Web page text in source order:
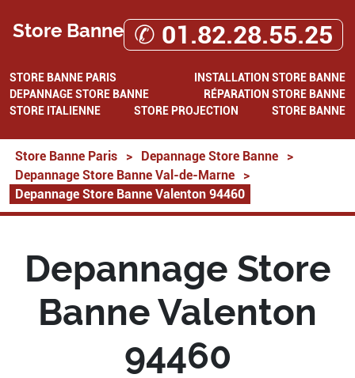
Store Banne ✆ 01.82.28.55.25
STORE BANNE PARIS
INSTALLATION STORE BANNE
DEPANNAGE STORE BANNE
RÉPARATION STORE BANNE
STORE ITALIENNE
STORE PROJECTION STORE BANNE
Store Banne Paris > Depannage Store Banne
>
Depannage Store Banne Val-de-Marne
>
Depannage Store Banne Valenton 94460
Depannage Store
Banne Valenton
94460